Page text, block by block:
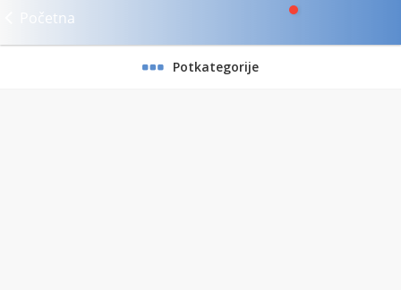
Početna
Potkategorije